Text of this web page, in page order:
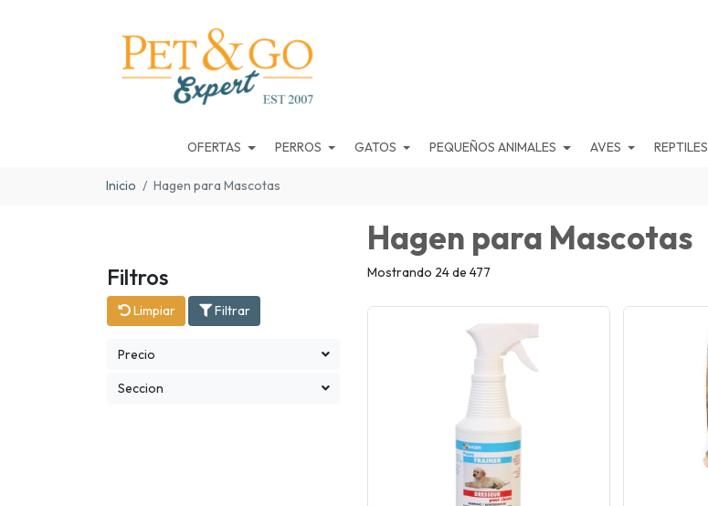
OFERTAS PERROS GATOS PEQUEÑOS ANIMALES AVES REPTILES
Inicio Hagen para Mascotas
Hagen para Mascotas
Filtros
Limpiar Filtrar
Precio
Seccion
Mostrando 24 de 477